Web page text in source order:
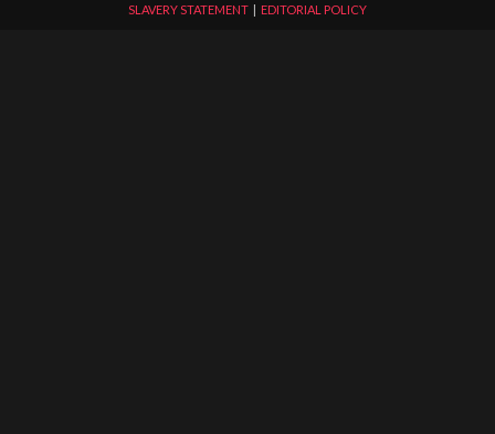
SLAVERY STATEMENT| EDITORIAL POLICY